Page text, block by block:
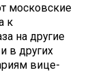
московские
к
на другие
в других
вице-